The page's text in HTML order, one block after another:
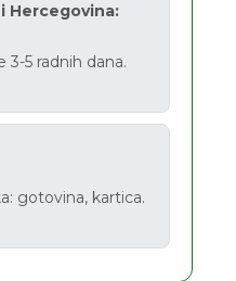
Hercegovina:
3-5 radnih dana.
gotovina, kartica.